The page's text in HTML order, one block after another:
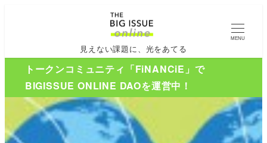
見えない課題に、光をあてる
MENU
トークンコミュニティ「FiNANCiE」で
BIGISSUE ONLINE DAOを運営中！